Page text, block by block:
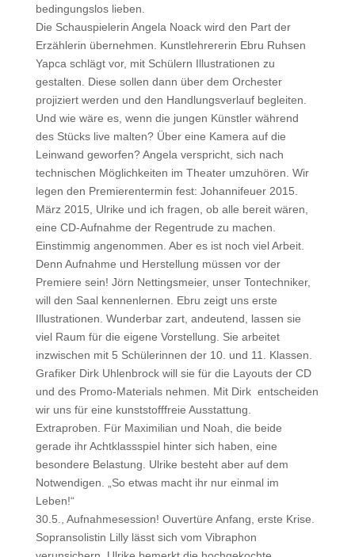
bedingungslos lieben.
Die Schauspielerin Angela Noack wird den Part der
Erzählerin übernehmen. Kunstlehrererin Ebru Ruhsen
Yapca schlägt vor, mit Schülern Illustrationen zu
gestalten. Diese sollen dann über dem Orchester
projiziert werden und den Handlungsverlauf begleiten.
Und wie wäre es, wenn die jungen Künstler während
des Stücks live malten? Über eine Kamera auf die
Leinwand geworfen? Angela verspricht, sich nach
technischen Möglichkeiten im Theater umzuhören. Wir
legen den Premierentermin fest: Johannifeuer 2015.
März 2015, Ulrike und ich fragen, ob alle bereit wären,
eine CD-Aufnahme der Regentrude zu machen.
Einstimmig angenommen. Aber es ist noch viel Arbeit.
Denn Aufnahme und Herstellung müssen vor der
Premiere sein! Jörn Nettingsmeier, unser Tontechniker,
will den Saal kennenlernen. Ebru zeigt uns erste
Illustrationen. Wunderbar zart, andeutend, lassen sie
viel Raum für die eigene Vorstellung. Sie arbeitet
inzwischen mit 5 Schülerinnen der 10. und 11. Klassen.
Grafiker Dirk Uhlenbrock will sie für die Layouts der CD
und des Promo-Materials nehmen. Mit Dirk entscheiden
wir uns für eine kunststofffreie Ausstattung.
Extraproben. Für Maximilian und Noah, die beide
gerade ihr Achtklassspiel hinter sich haben, eine
besondere Belastung. Ulrike besteht aber auf dem
Notwendigen. „So etwas macht ihr nur einmal im
Leben!“
30.5., Aufnahmesession! Ouvertüre Anfang, erste Krise.
Sopransolistin Lilly lässt sich vom Vibraphon